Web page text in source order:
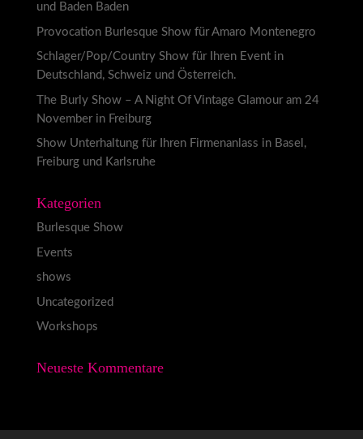
und Baden Baden
Provocation Burlesque Show für Amaro Montenegro
Schlager/Pop/Country Show für Ihren Event in
Deutschland, Schweiz und Österreich.
The Burly Show – A Night Of Vintage Glamour am 24
November in Freiburg
Show Unterhaltung für Ihren Firmenanlass in Basel,
Freiburg und Karlsruhe
Kategorien
Burlesque Show
Events
shows
Uncategorized
Workshops
Neueste Kommentare